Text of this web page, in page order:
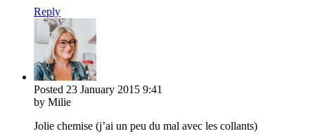
Reply
Posted 23 January 2015 9:41
by Milie
Jolie chemise (j’ai un peu du mal avec les collants)